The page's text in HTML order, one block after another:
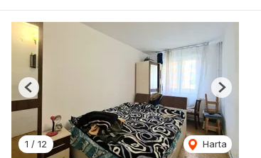
1 / 12 Harta
Previous Next